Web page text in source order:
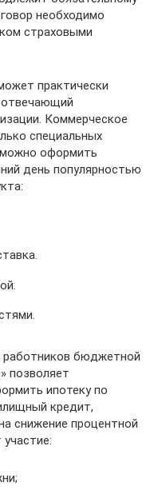
необходимо
страховыми
практически
Коммерческое
специальных
оформить
день популярностью
работников бюджетной
позволяет
ипотеку по
кредит,
снижение процентной